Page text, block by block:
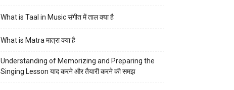
What is Taal in Music संगीत में ताल क्या है
What is Matra मात्रा क्या है
Understanding of Memorizing and Preparing the
Singing Lesson याद करने और तैयारी करने की समझ